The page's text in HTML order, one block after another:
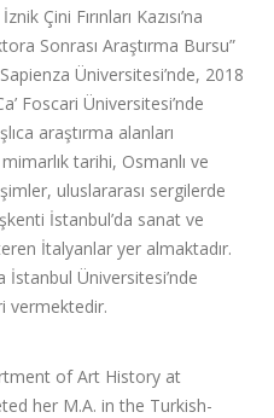
Çini Fırınları Kazısı’na
Sonrası Araştırma Bursu”
Üniversitesi’nde, 2018
Foscari Üniversitesi’nde
araştırma alanları
tarihi, Osmanlı ve
uluslararası sergilerde
İstanbul’da sanat ve
İtalyanlar yer almaktadır.
İstanbul Üniversitesi’nde
vermektedir.
of Art History at
her M.A. in the Turkish-